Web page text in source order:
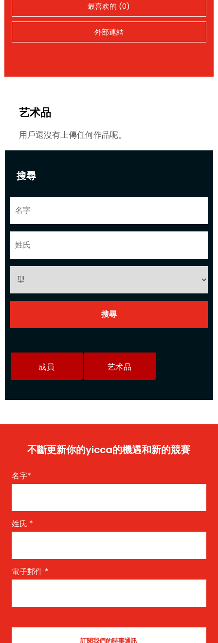
搜尋
成員 艺术品
最喜欢的 (0)
外部連結
艺术品
用戶還沒有上傳任何作品呢。
不斷更新你的yicca的機遇和新的競賽
名字*
姓氏 *
電子郵件 *